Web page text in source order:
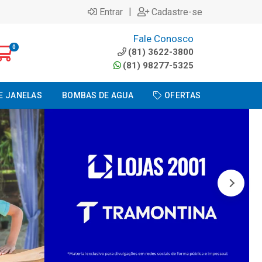
Entrar | Cadastre-se
0
Fale Conosco
(81) 3622-3800
(81) 98277-5325
JANELAS BOMBAS DE AGUA OFERTAS